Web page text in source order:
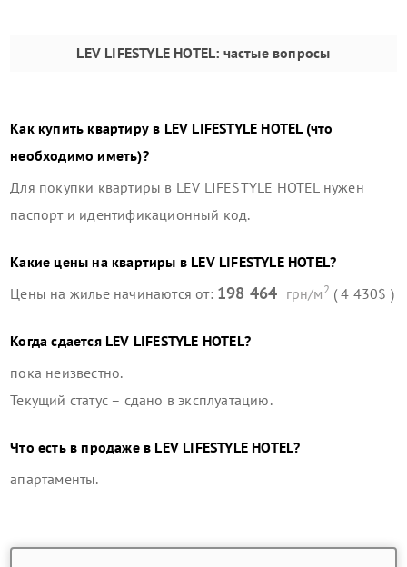
LEV LIFESTYLE HOTEL: частые вопросы
Как купить квартиру в LEV LIFESTYLE HOTEL(что
необходимо иметь)?
Для покупки квартиры в LEV LIFESTYLE HOTEL нужен
паспорт и идентификационный код.
Какие цены на квартиры в LEV LIFESTYLE HOTEL?
Цены на жилье начинаются от: 198 464 грн/м2 ( 4 430$ )
Когда сдается LEV LIFESTYLE HOTEL?
пока неизвестно.
Текущий статус – сдано в эксплуатацию.
Что есть в продаже в LEV LIFESTYLE HOTEL?
апартаменты.